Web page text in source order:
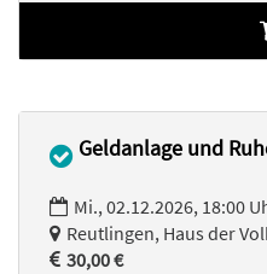
Geldanlage und
Mi., 02.12.2026, 18:00
Reutlingen, Haus der
30,00 €